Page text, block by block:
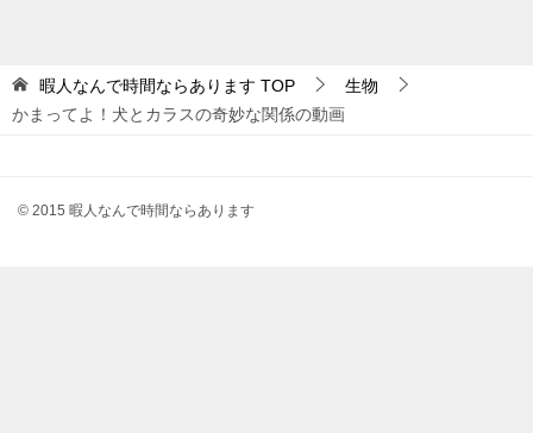
暇人なんで時間ならあります TOP
生物
かまってよ！犬とカラスの奇妙な関係の動画
© 2015 暇人なんで時間ならあります